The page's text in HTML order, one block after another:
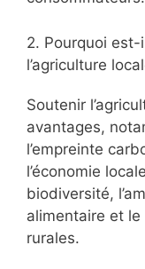
2. Pourquoi
l’agriculture
Soutenir
avantages,
l’empreinte
l’économie
biodiversité,
alimentaire et
rurales.